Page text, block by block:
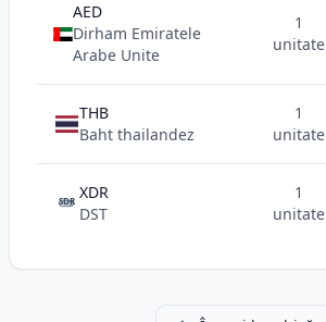
AED
Dirham Emiratele
Arabe Unite
1
unitate
THB
Baht thailandez
1
unitate
SDR XDR
DST
1
unitate